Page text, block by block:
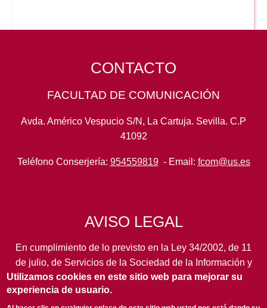
CONTACTO
FACULTAD DE COMUNICACIÓN
Avda. Américo Vespucio S/N, La Cartuja. Sevilla. C.P
41092
Teléfono Conserjería: 954559819- Email: fcom@us.es
AVISO LEGAL
En cumplimiento de lo previsto en la Ley 34/2002, de 11
de julio, de Servicios de la Sociedad de la Información y
de Comercio Electrónico, así como en otras normas de
legal aplicación, se pone en conocimiento de los
Utilizamos cookies en este sitio web para mejorar su
experiencia de usuario.